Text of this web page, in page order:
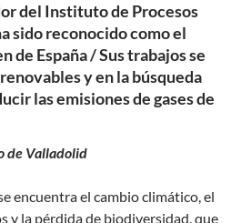
del Instituto de Procesos
sido reconocido como el
de España / Sus trabajos se
y en la búsqueda
las emisiones de gases de
de Valladolid
encuentra el cambio climático, el
y la pérdida de biodiversidad, que